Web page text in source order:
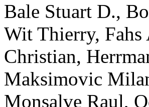
Bale Stuart D.,
Wit Thierry, Fahs
Christian,
Maksimovic
Monsalve Raul,